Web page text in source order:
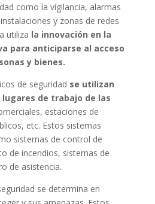
como la vigilancia, alarmas
y zonas de redes
utiliza la innovación en la
para anticiparse al acceso
y bienes.
de seguridad se utilizan
de trabajo de las
estaciones de
etc. Estos sistemas
sistemas de control de
de incendios, sistemas de
de asistencia.
se determina en